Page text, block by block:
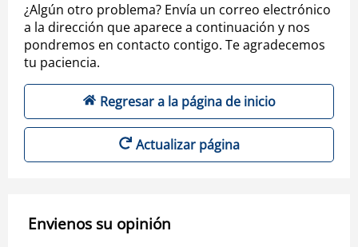
¿Algún otro problema? Envía un correo electrónico
a la dirección que aparece a continuación y nos
pondremos en contacto contigo. Te agradecemos
tu paciencia.
Regresar a la página de inicio
Actualizar página
Envienos su opinión